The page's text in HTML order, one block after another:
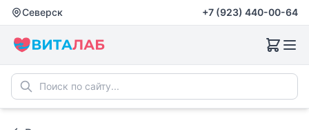
Северск +7 (923) 440-00-64